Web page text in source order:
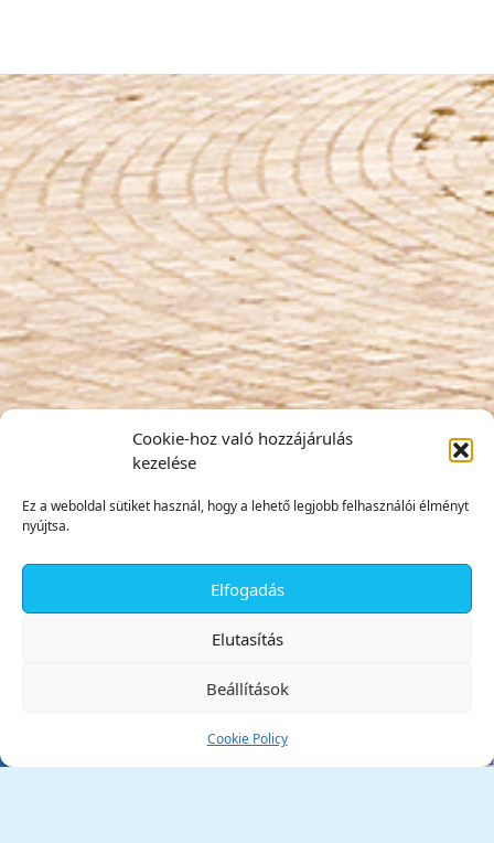
Cookie-hoz való hozzájárulás
kezelése
Ez a weboldal sütiket használ, hogy a lehető legjobb felhasználói élményt
nyújtsa.
Elfogadás
Elutasítás
Beállítások
Cookie Policy
Tata Város Önkormányzata
✕